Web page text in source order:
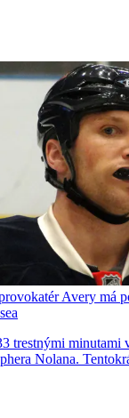
Avery má
trestnými
Nolana.